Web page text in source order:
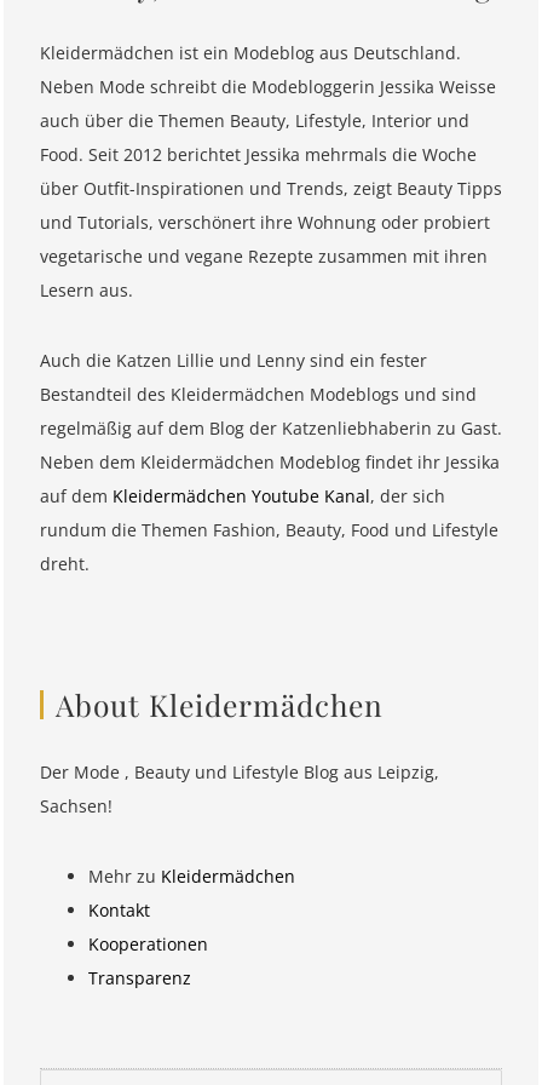
Kleidermädchen ist ein Modeblog aus Deutschland.
Neben Mode schreibt die Modebloggerin Jessika Weisse
auch über die Themen Beauty, Lifestyle, Interior und
Food. Seit 2012 berichtet Jessika mehrmals die Woche
über Outfit-Inspirationen und Trends, zeigt Beauty Tipps
und Tutorials, verschönert ihre Wohnung oder probiert
vegetarische und vegane Rezepte zusammen mit ihren
Lesern aus.
Auch die Katzen Lillie und Lenny sind ein fester
Bestandteil des Kleidermädchen Modeblogs und sind
regelmäßig auf dem Blog der Katzenliebhaberin zu Gast.
Neben dem Kleidermädchen Modeblog findet ihr Jessika
auf dem Kleidermädchen Youtube Kanal, der sich
rundum die Themen Fashion, Beauty, Food und Lifestyle
dreht.
About Kleidermädchen
Der Mode , Beauty und Lifestyle Blog aus Leipzig,
Sachsen!
Mehr zu Kleidermädchen
Kontakt
Kooperationen
Transparenz